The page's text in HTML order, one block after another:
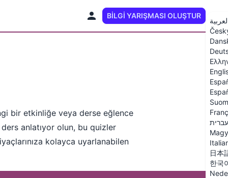
BILGI YARIŞMASI OLUŞTUR
עברית
日本
한국
bir etkinliğe veya derse eğlence
anlatıyor olun, bu quizler
kolayca uyarlanabilen